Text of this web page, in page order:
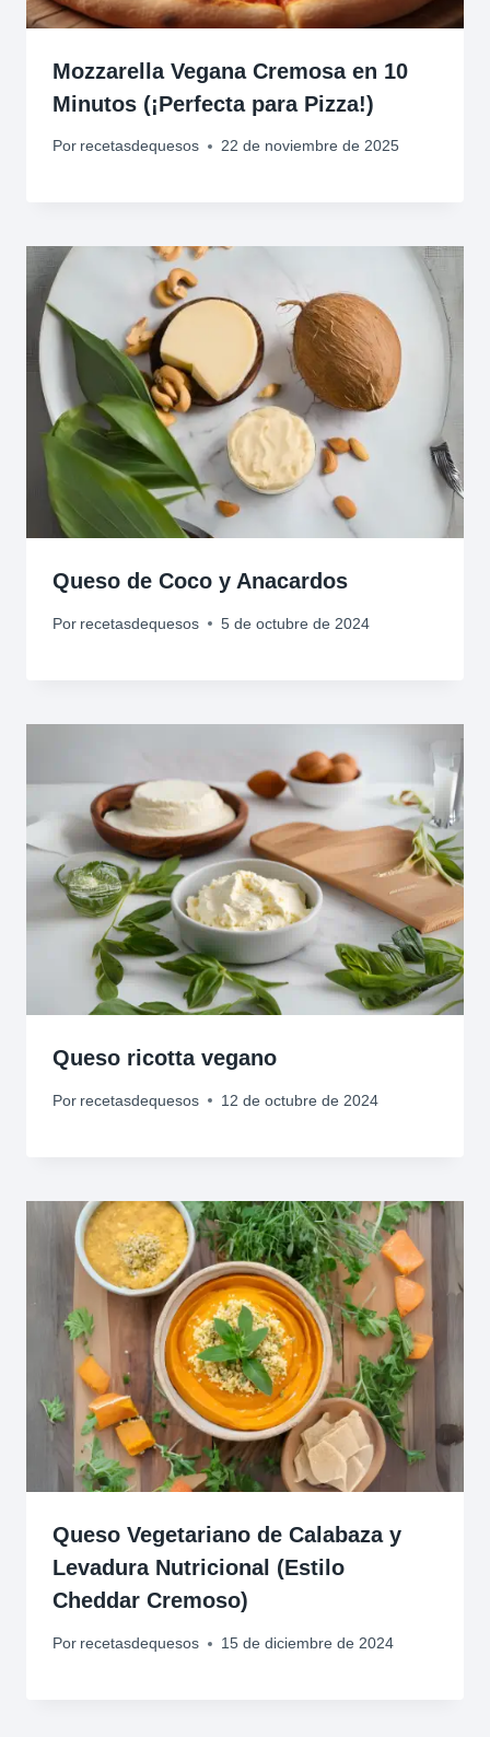
Mozzarella Vegana Cremosa en 10
Minutos (¡Perfecta para Pizza!)
Por recetasdequesos 22 de noviembre de 2025
Queso de Coco y Anacardos
Por recetasdequesos 5 de octubre de 2024
Queso ricotta vegano
Por recetasdequesos 12 de octubre de 2024
Queso Vegetariano de Calabaza y
Levadura Nutricional (Estilo
Cheddar Cremoso)
Por recetasdequesos 15 de diciembre de 2024